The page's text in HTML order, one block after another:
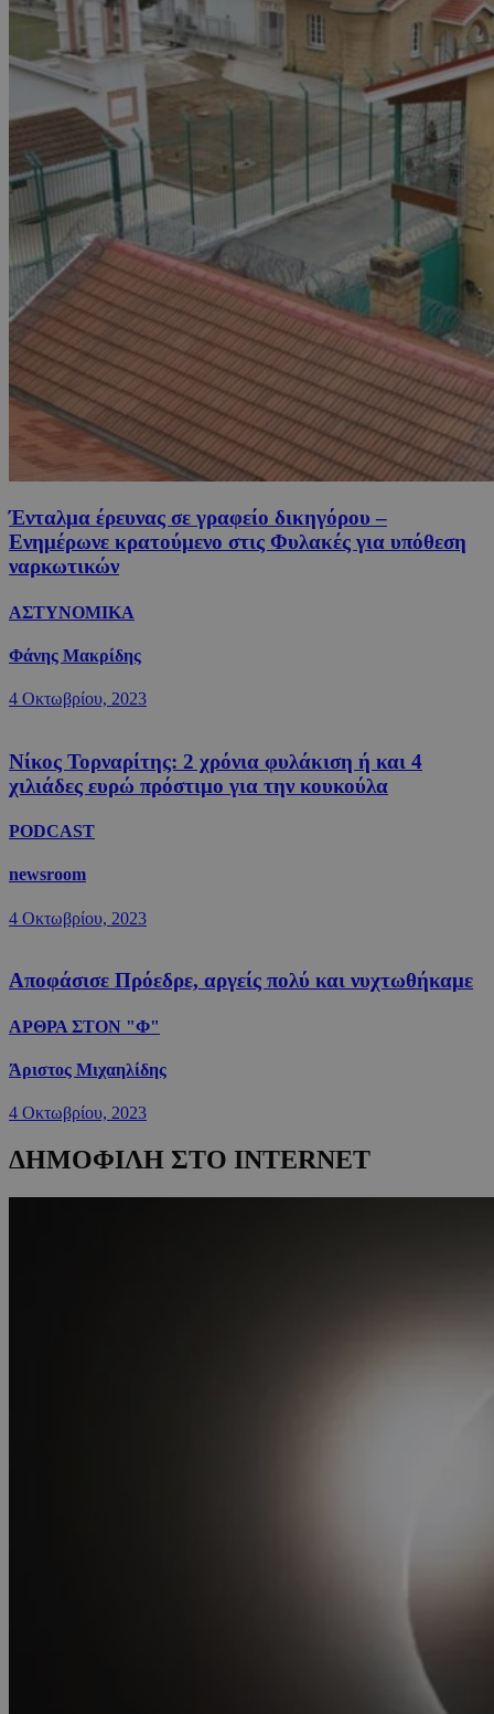
Ένταλμα έρευνας σε γραφείο δικηγόρου –
Ενημέρωνε κρατούμενο στις Φυλακές για υπόθεση
ναρκωτικών
ΑΣΤΥΝΟΜΙΚΑ
Φάνης Μακρίδης
4 Οκτωβρίου, 2023
Νίκος Τορναρίτης: 2 χρόνια φυλάκιση ή και 4
χιλιάδες ευρώ πρόστιμο για την κουκούλα
PODCAST
newsroom
4 Οκτωβρίου, 2023
Αποφάσισε Πρόεδρε, αργείς πολύ και νυχτωθήκαμε
ΑΡΘΡΑ ΣΤΟΝ "Φ"
Άριστος Μιχαηλίδης
4 Οκτωβρίου, 2023
ΔΗΜΟΦΙΛΗ ΣΤΟ INTERNET